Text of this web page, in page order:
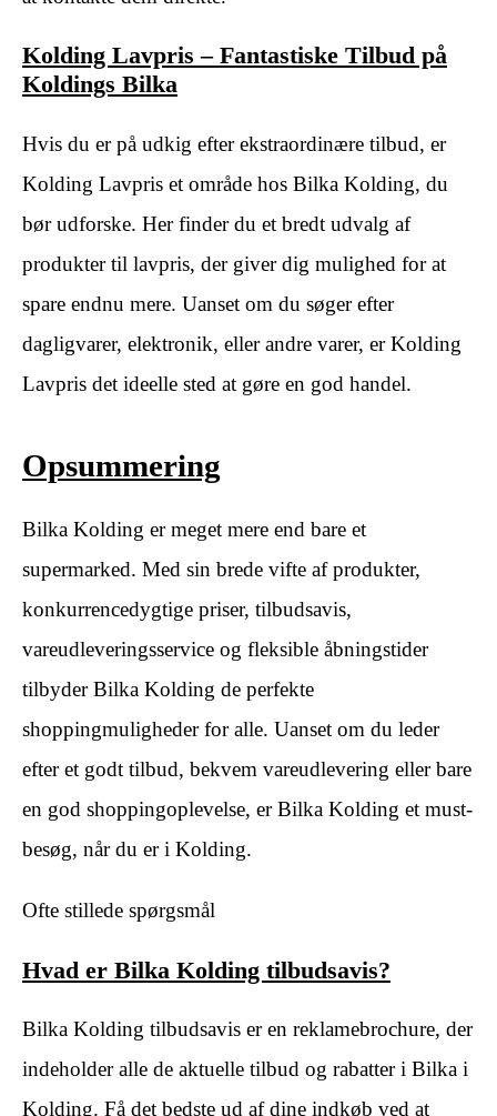
Kolding Lavpris – Fantastiske Tilbud på
Koldings Bilka
Hvis du er på udkig efter ekstraordinære tilbud, er
Kolding Lavpris et område hos Bilka Kolding, du
bør udforske. Her finder du et bredt udvalg af
produkter til lavpris, der giver dig mulighed for at
spare endnu mere. Uanset om du søger efter
dagligvarer, elektronik, eller andre varer, er Kolding
Lavpris det ideelle sted at gøre en god handel.
Opsummering
Bilka Kolding er meget mere end bare et
supermarked. Med sin brede vifte af produkter,
konkurrencedygtige priser, tilbudsavis,
vareudleveringsservice og fleksible åbningstider
tilbyder Bilka Kolding de perfekte
shoppingmuligheder for alle. Uanset om du leder
efter et godt tilbud, bekvem vareudlevering eller bare
en god shoppingoplevelse, er Bilka Kolding et must-
besøg, når du er i Kolding.
Ofte stillede spørgsmål
Hvad er Bilka Kolding tilbudsavis?
Bilka Kolding tilbudsavis er en reklamebrochure, der
indeholder alle de aktuelle tilbud og rabatter i Bilka i
Kolding. Få det bedste ud af dine indkøb ved at